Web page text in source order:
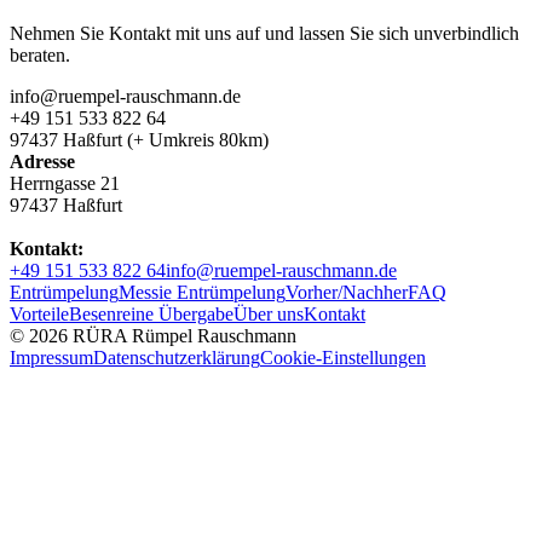
Nehmen Sie Kontakt mit uns auf und lassen Sie sich unverbindlich
beraten.
info@ruempel-rauschmann.de
+49 151 533 822 64
97437 Haßfurt (+ Umkreis 80km)
Adresse
Herrngasse 21
97437 Haßfurt
Kontakt:
+49 151 533 822 64info@ruempel-rauschmann.de
EntrümpelungMessie EntrümpelungVorher/NachherFAQ
VorteileBesenreine ÜbergabeÜber unsKontakt
© 2026 RÜRA Rümpel Rauschmann
ImpressumDatenschutzerklärungCookie-Einstellungen